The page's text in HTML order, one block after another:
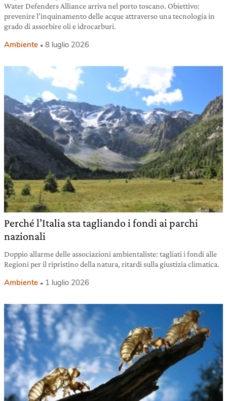
Water Defenders Alliance arriva nel porto toscano. Obiettivo:
prevenire l’inquinamento delle acque attraverso una tecnologia in
grado di assorbire oli e idrocarburi.
Ambiente 8 luglio 2026
Perché l’Italia sta tagliando i fondi ai parchi
nazionali
Doppio allarme delle associazioni ambientaliste: tagliati i fondi alle
Regioni per il ripristino della natura, ritardi sulla giustizia climatica.
Ambiente 1 luglio 2026